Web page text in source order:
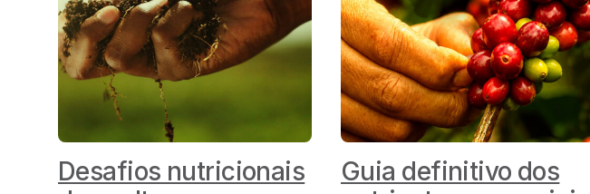
Desafios nutricionais
Guia definitivo dos